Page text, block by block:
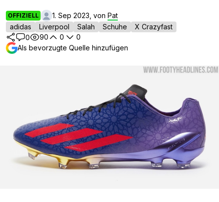
OFFIZIELL 1. Sep 2023, von Pat
adidas
Liverpool Salah Schuhe
X Crazyfast
0
90 0
0
Als bevorzugte Quelle hinzufügen